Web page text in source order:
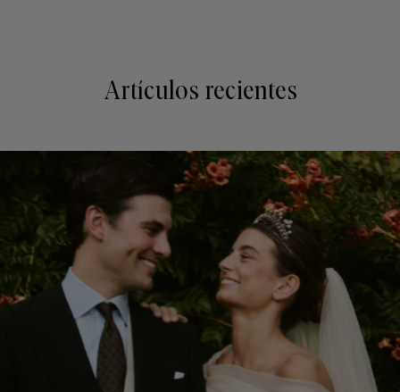
Artículos recientes